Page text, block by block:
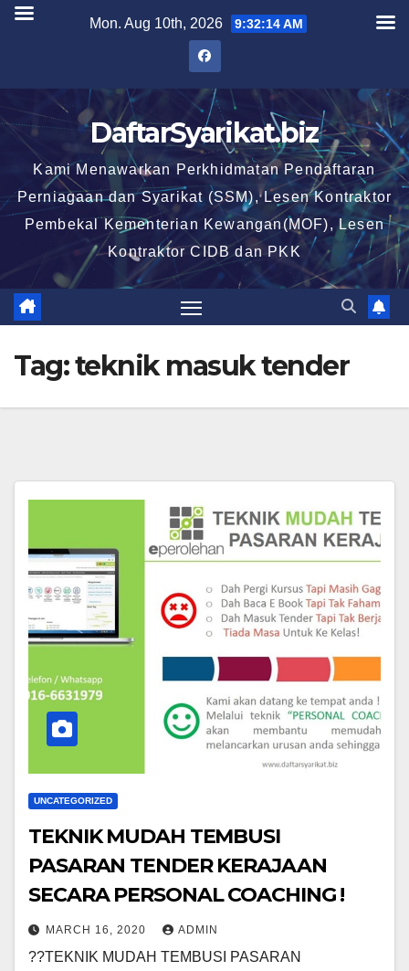
Skip
Mon. Aug 10th, 2026 9:32:15 AM
DaftarSyarikat.biz
Kami Menawarkan Perkhidmatan Pendaftaran
Perniagaan dan Syarikat (SSM), Lesen Kontraktor
Pembekal Kementerian Kewangan(MOF), Lesen
Kontraktor CIDB dan PKK
Tag:teknik masuk tender
UNCATEGORIZED
TEKNIK MUDAH TEMBUSI
PASARAN TENDER KERAJAAN
SECARA PERSONAL COACHING !
MARCH 16, 2020 ADMIN
??TEKNIK MUDAH TEMBUSI PASARAN